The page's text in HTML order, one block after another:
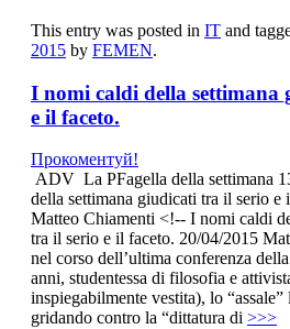
This entry was posted in IT and
2015 by FEMEN.
I nomi caldi della settimana
e il faceto.
Прокоментуй!
ADV La PFagella della settimana
della settimana giudicati tra il serio e
Matteo Chiamenti <!-- I nomi caldi
tra il serio e il faceto. 20/04/2015
nel corso dell’ultima conferenza
anni, studentessa di filosofia e
inspiegabilmente vestita), lo
gridando contro la “dittatura di >>>